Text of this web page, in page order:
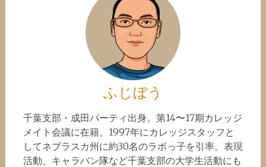
ふじぼう
千葉支部・成田パーティ出身。第14〜17期カレッジ
メイト会議に在籍。1997年にカレッジスタッフと
してネブラスカ州に約30名のラボっ子を引率。表現
活動、キャラバン隊など千葉支部の大学生活動にも